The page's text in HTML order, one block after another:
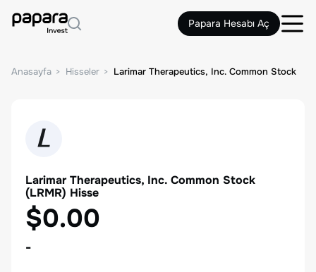
Papara Hesabı Aç
Anasayfa Hisseler Larimar Therapeutics, Inc. Common Stock
Larimar Therapeutics, Inc. Common Stock
(LRMR) Hisse
$0.00
-